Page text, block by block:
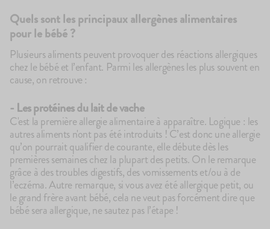
Quels sont les principaux allergènes alimentaires
pour le bébé ?
Plusieurs aliments peuvent provoquer des réactions allergiques
chez le bébé et l’enfant. Parmi les allergènes les plus souvent en
cause, on retrouve :
- Les protéines du lait de vache
C'est la première allergie alimentaire à apparaître. Logique : les
autres aliments n'ont pas été introduits ! C’est donc une allergie
qu’on pourrait qualifier de courante, elle débute dès les
premières semaines chez la plupart des petits. On le remarque
grâce à des troubles digestifs, des vomissements et/ou à de
l’eczéma. Autre remarque, si vous avez été allergique petit, ou
le grand frère avant bébé, cela ne veut pas forcément dire que
bébé sera allergique, ne sautez pas l’étape !